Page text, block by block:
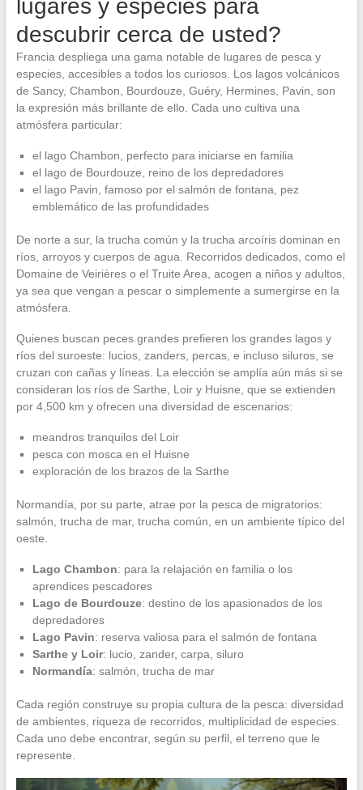
lugares y especies para
descubrir cerca de usted?
Francia despliega una gama notable de lugares de pesca y
especies, accesibles a todos los curiosos. Los lagos volcánicos
de Sancy, Chambon, Bourdouze, Guéry, Hermines, Pavin, son
la expresión más brillante de ello. Cada uno cultiva una
atmósfera particular:
el lago Chambon, perfecto para iniciarse en familia
el lago de Bourdouze, reino de los depredadores
el lago Pavin, famoso por el salmón de fontana, pez
emblemático de las profundidades
De norte a sur, la trucha común y la trucha arcoíris dominan en
ríos, arroyos y cuerpos de agua. Recorridos dedicados, como el
Domaine de Veirières o el Truite Area, acogen a niños y adultos,
ya sea que vengan a pescar o simplemente a sumergirse en la
atmósfera.
Quienes buscan peces grandes prefieren los grandes lagos y
ríos del suroeste: lucios, zanders, percas, e incluso siluros, se
cruzan con cañas y líneas. La elección se amplía aún más si se
consideran los ríos de Sarthe, Loir y Huisne, que se extienden
por 4,500 km y ofrecen una diversidad de escenarios:
meandros tranquilos del Loir
pesca con mosca en el Huisne
exploración de los brazos de la Sarthe
Normandía, por su parte, atrae por la pesca de migratorios:
salmón, trucha de mar, trucha común, en un ambiente típico del
oeste.
Lago Chambon: para la relajación en familia o los
aprendices pescadores
Lago de Bourdouze: destino de los apasionados de los
depredadores
Lago Pavin: reserva valiosa para el salmón de fontana
Sarthe y Loir: lucio, zander, carpa, siluro
Normandía: salmón, trucha de mar
Cada región construye su propia cultura de la pesca: diversidad
de ambientes, riqueza de recorridos, multiplicidad de especies.
Cada uno debe encontrar, según su perfil, el terreno que le
represente.